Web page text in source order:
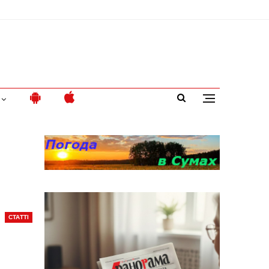
СТАТТІ